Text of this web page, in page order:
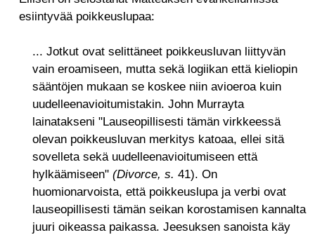
esiintyvää poikkeuslupaa:
... Jotkut ovat selittäneet poikkeusluvan liittyvän
vain eroamiseen, mutta sekä logiikan että kieliopin
sääntöjen mukaan se koskee niin avioeroa kuin
uudelleenavioitumistakin. John Murrayta
lainatakseni "Lauseopillisesti tämän virkkeessä
olevan poikkeusluvan merkitys katoaa, ellei sitä
sovelleta sekä uudelleenavioitumiseen että
hylkäämiseen" (Divorce, s. 41). On
huomionarvoista, että poikkeuslupa ja verbi ovat
lauseopillisesti tämän seikan korostamisen kannalta
juuri oikeassa paikassa. Jeesuksen sanoista käy